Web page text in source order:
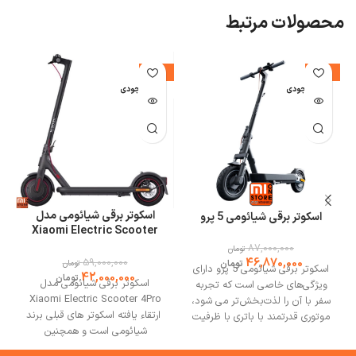
طراحی
محصولات مرتبط
-46%
اتمام موجودی
اسکوتر برقی شیائومی 5 پرو
87,000,000 تومان
46,870,000 توماناسکوتر برقی شیائومی 5 پرو دارای
ویژگی‌های خاصی است که تجربه
سفر با آن را لذت‌بخش‌تر می‌ شود،
موتوری قدرتمند با باتری با ظرفیت
تاشو که حمل و نقل و نگهداری را
-29%
اتمام موجودی
اسکوتر برقی شیائومی مدل
Xiaomi Electric Scooter
59,000,000 تومان
42,000,000 تومان
اسکوتر برقی شیائومی مدل
Xiaomi Electric Scooter 4Pro
ارتقاء یافته اسکوتر های قبلی برند
شیائومی است و همچنین
پیشرفت‌های قابل توجهی نسبت